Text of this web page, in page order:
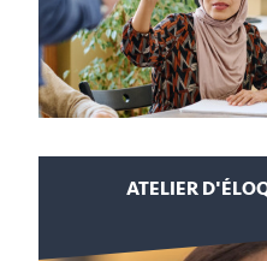
ATELIER